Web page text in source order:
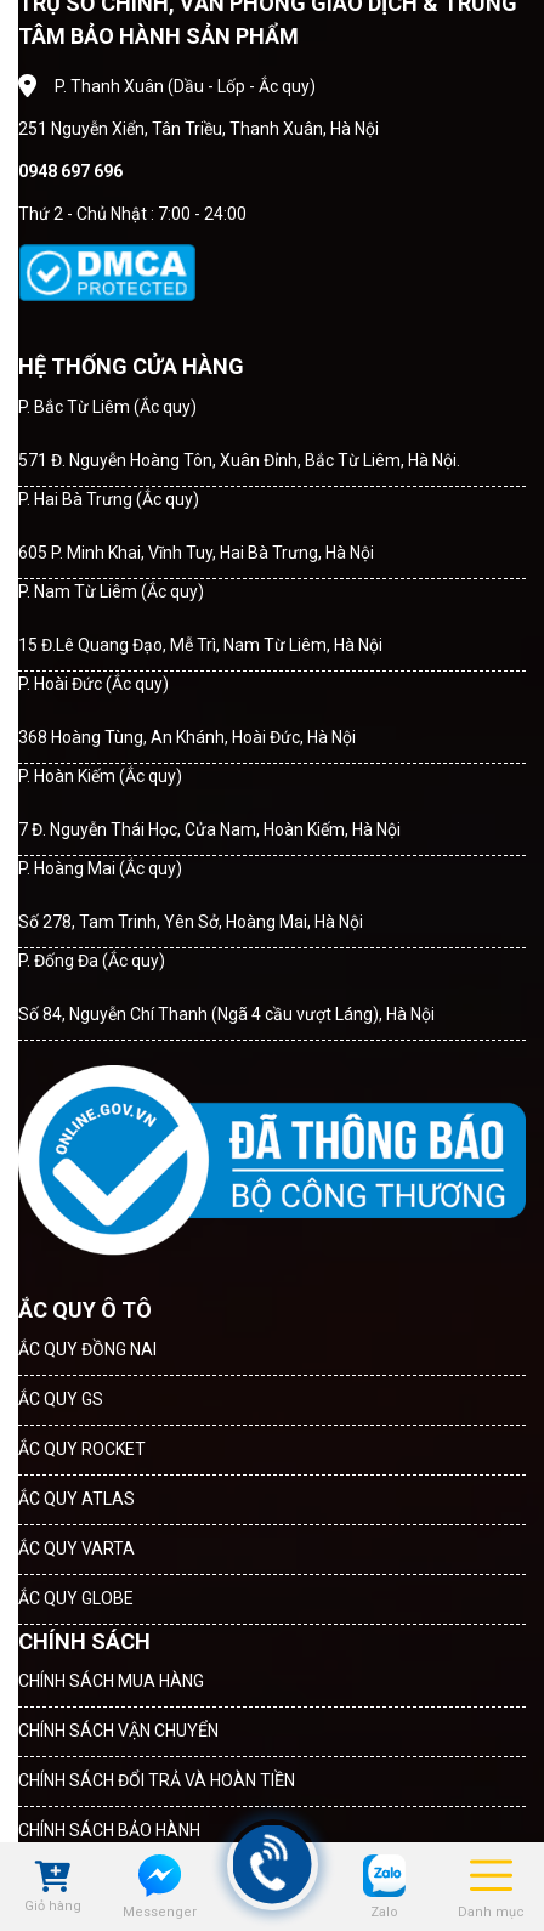
Giỏ hàng Messenger Zalo Danh mục
TÂM BẢO HÀNH SẢN PHẨM
P. Thanh Xuân (Dầu - Lốp - Ắc quy)
251 Nguyễn Xiển, Tân Triều, Thanh Xuân, Hà Nội
0948 697 696
Thứ 2 - Chủ Nhật : 7:00 - 24:00
HỆ THỐNG CỬA HÀNG
P. Bắc Từ Liêm (Ắc quy)
571 Đ. Nguyễn Hoàng Tôn, Xuân Đỉnh, Bắc Từ Liêm, Hà Nội.
P. Hai Bà Trưng (Ắc quy)
605 P. Minh Khai, Vĩnh Tuy, Hai Bà Trưng, Hà Nội
P. Nam Từ Liêm (Ắc quy)
15 Đ.Lê Quang Đạo, Mễ Trì, Nam Từ Liêm, Hà Nội
P. Hoài Đức (Ắc quy)
368 Hoàng Tùng, An Khánh, Hoài Đức, Hà Nội
P. Hoàn Kiếm (Ắc quy)
7 Đ. Nguyễn Thái Học, Cửa Nam, Hoàn Kiếm, Hà Nội
P. Hoàng Mai (Ắc quy)
Số 278, Tam Trinh, Yên Sở, Hoàng Mai, Hà Nội
P. Đống Đa (Ắc quy)
Số 84, Nguyễn Chí Thanh (Ngã 4 cầu vượt Láng), Hà Nội
ẮC QUY Ô TÔ
ẮC QUY ĐỒNG NAI
ẮC QUY GS
ẮC QUY ROCKET
ẮC QUY ATLAS
ẮC QUY VARTA
ẮC QUY GLOBE
CHÍNH SÁCH
CHÍNH SÁCH MUA HÀNG
CHÍNH SÁCH VẬN CHUYỂN
CHÍNH SÁCH ĐỔI TRẢ VÀ HOÀN TIỀN
CHÍNH SÁCH BẢO HÀNH
CHÍNH SÁCH BẢO MẬT THÔNG TIN